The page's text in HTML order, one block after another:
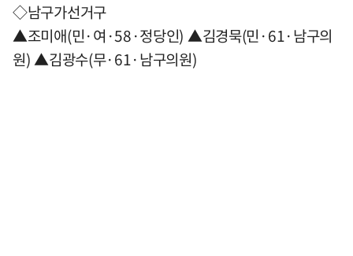
◇남구가선거구
▲조미애(민·여·58·정당인) ▲김경묵(민·61·남구의
원) ▲김광수(무·61·남구의원)